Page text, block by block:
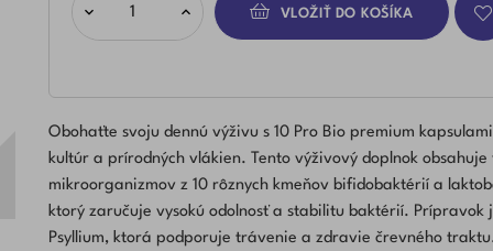
VLOŽIŤ DO KOŠÍKA
Obohaťte svoju dennú výživu s 10 Pro Bio premium
kultúr a prírodných vlákien. Tento výživový doplnok
mikroorganizmov z 10 rôznych kmeňov bifidobaktérií a
ktorý zaručuje vysokú odolnosť a stabilitu baktérií.
Psyllium, ktorá podporuje trávenie a zdravie črevného